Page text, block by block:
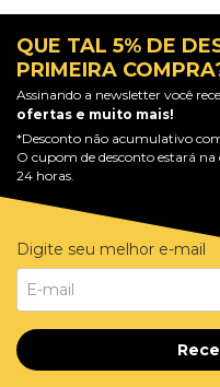
QUE TAL 5% DE
PRIMEIRA
Assinando a newsletter você
ofertas e muito mais!
*Desconto não acumulativo
O cupom de desconto estará
24 horas.
Digite seu melhor e-mail